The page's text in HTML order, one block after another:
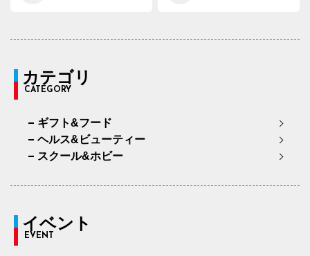
カテゴリ
CATEGORY
ギフト&フード
ヘルス&ビューティー
スクール&ホビー
イベント
EVENT